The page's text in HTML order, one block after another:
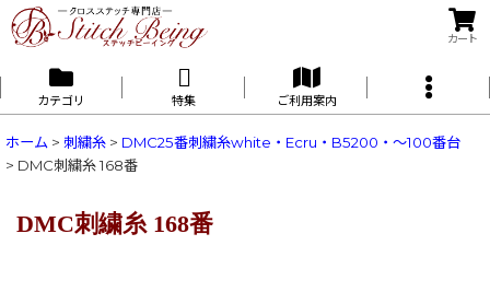
カート
カテゴリ 特集 ご利用案内
ホーム > 刺繍糸 > DMC25番刺繍糸white・Ecru・B5200・〜100番台
> DMC刺繍糸 168番
DMC刺繍糸 168番